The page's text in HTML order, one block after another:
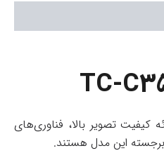
تصویر بالا، فناوری‌های